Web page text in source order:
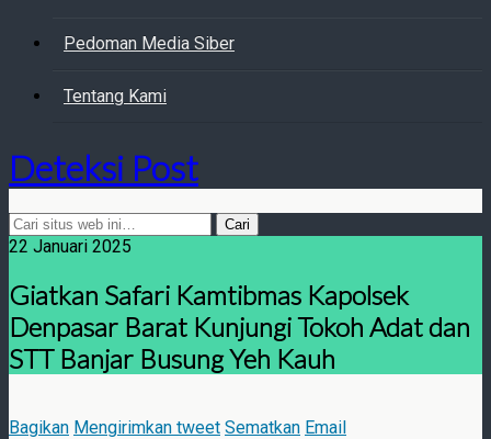
Pedoman Media Siber
Tentang Kami
Deteksi Post
22 Januari 2025
Giatkan Safari Kamtibmas Kapolsek
Denpasar Barat Kunjungi Tokoh Adat dan
STT Banjar Busung Yeh Kauh
Bagikan Mengirimkan tweet Sematkan Email